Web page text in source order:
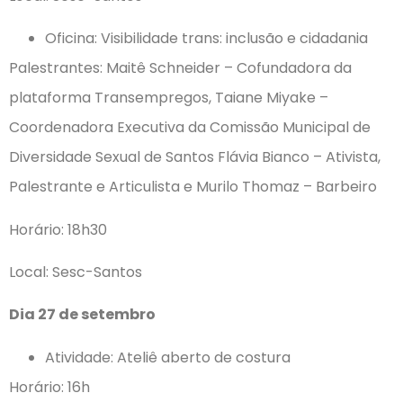
Oficina: Visibilidade trans: inclusão e cidadania
Palestrantes: Maitê Schneider – Cofundadora da
plataforma Transempregos, Taiane Miyake –
Coordenadora Executiva da Comissão Municipal de
Diversidade Sexual de Santos Flávia Bianco – Ativista,
Palestrante e Articulista e Murilo Thomaz – Barbeiro
Horário: 18h30
Local: Sesc-Santos
Dia 27 de setembro
Atividade: Ateliê aberto de costura
Horário: 16h